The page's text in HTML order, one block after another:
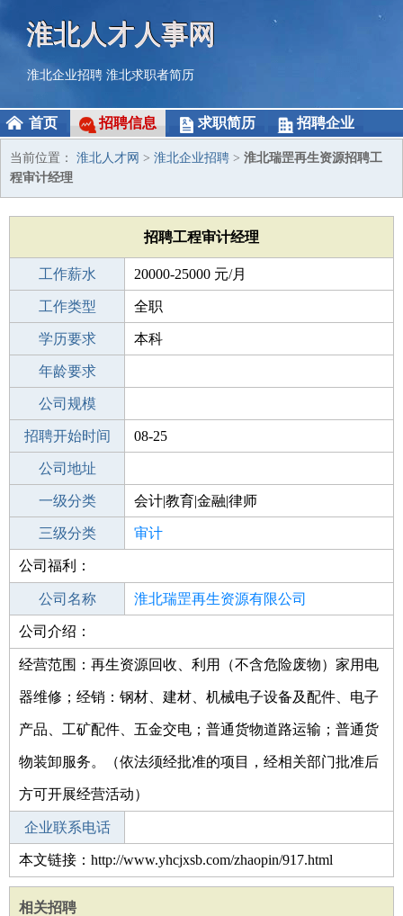
淮北人才人事网
淮北企业招聘 淮北求职者简历
首页 招聘信息 求职简历 招聘企业
当前位置： 淮北人才网 > 淮北企业招聘 > 淮北瑞罡再生资源招聘工
程审计经理
招聘工程审计经理
工作薪水 20000-25000 元/月
招聘人数 1人
工作类型 全职
性别要求 -
学历要求 本科
工作经验
年龄要求
工作地点
公司规模
公司电话
招聘开始时间 08-25
招聘结束时间
公司地址
一级分类 会计|教育|金融|律师
二级分类 财务/会计
三级分类 审计
其他行业
公司福利：
公司名称 淮北瑞罡再生资源有限公司
公司类型
公司介绍：
经营范围：再生资源回收、利用（不含危险废物）家用电
器维修；经销：钢材、建材、机械电子设备及配件、电子
产品、工矿配件、五金交电；普通货物道路运输；普通货
物装卸服务。（依法须经批准的项目，经相关部门批准后
方可开展经营活动）
企业联系电话
本文链接：http://www.yhcjxsb.com/zhaopin/917.html
相关招聘